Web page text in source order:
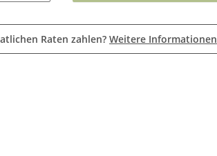
Raten zahlen? Weitere Informationen